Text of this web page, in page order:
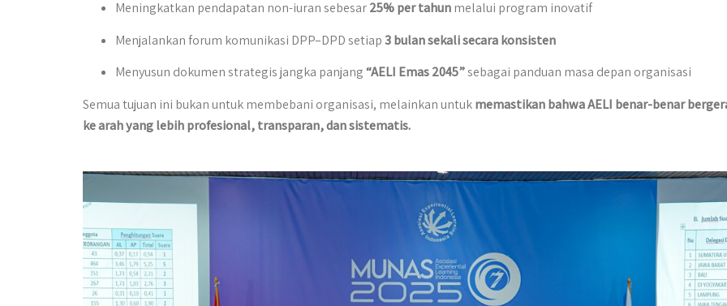
Meningkatkan pendapatan non-iuran sebesar25% per tahunmelalui program inovatif
Menjalankan forum komunikasi DPP–DPD setiap3 bulan sekali secara konsisten
Menyusun dokumen strategis jangka panjang“AELI Emas 2045”sebagai panduan masa depan organisasi
Semua tujuan ini bukan untuk membebani organisasi, melainkan untukmemastikan bahwa AELI benar-benar
ke arah yang lebih profesional, transparan, dan sistematis.